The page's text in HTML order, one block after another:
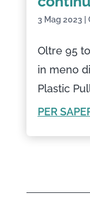
3 Mag 2023
Oltre 95
in meno
Plastic
PER